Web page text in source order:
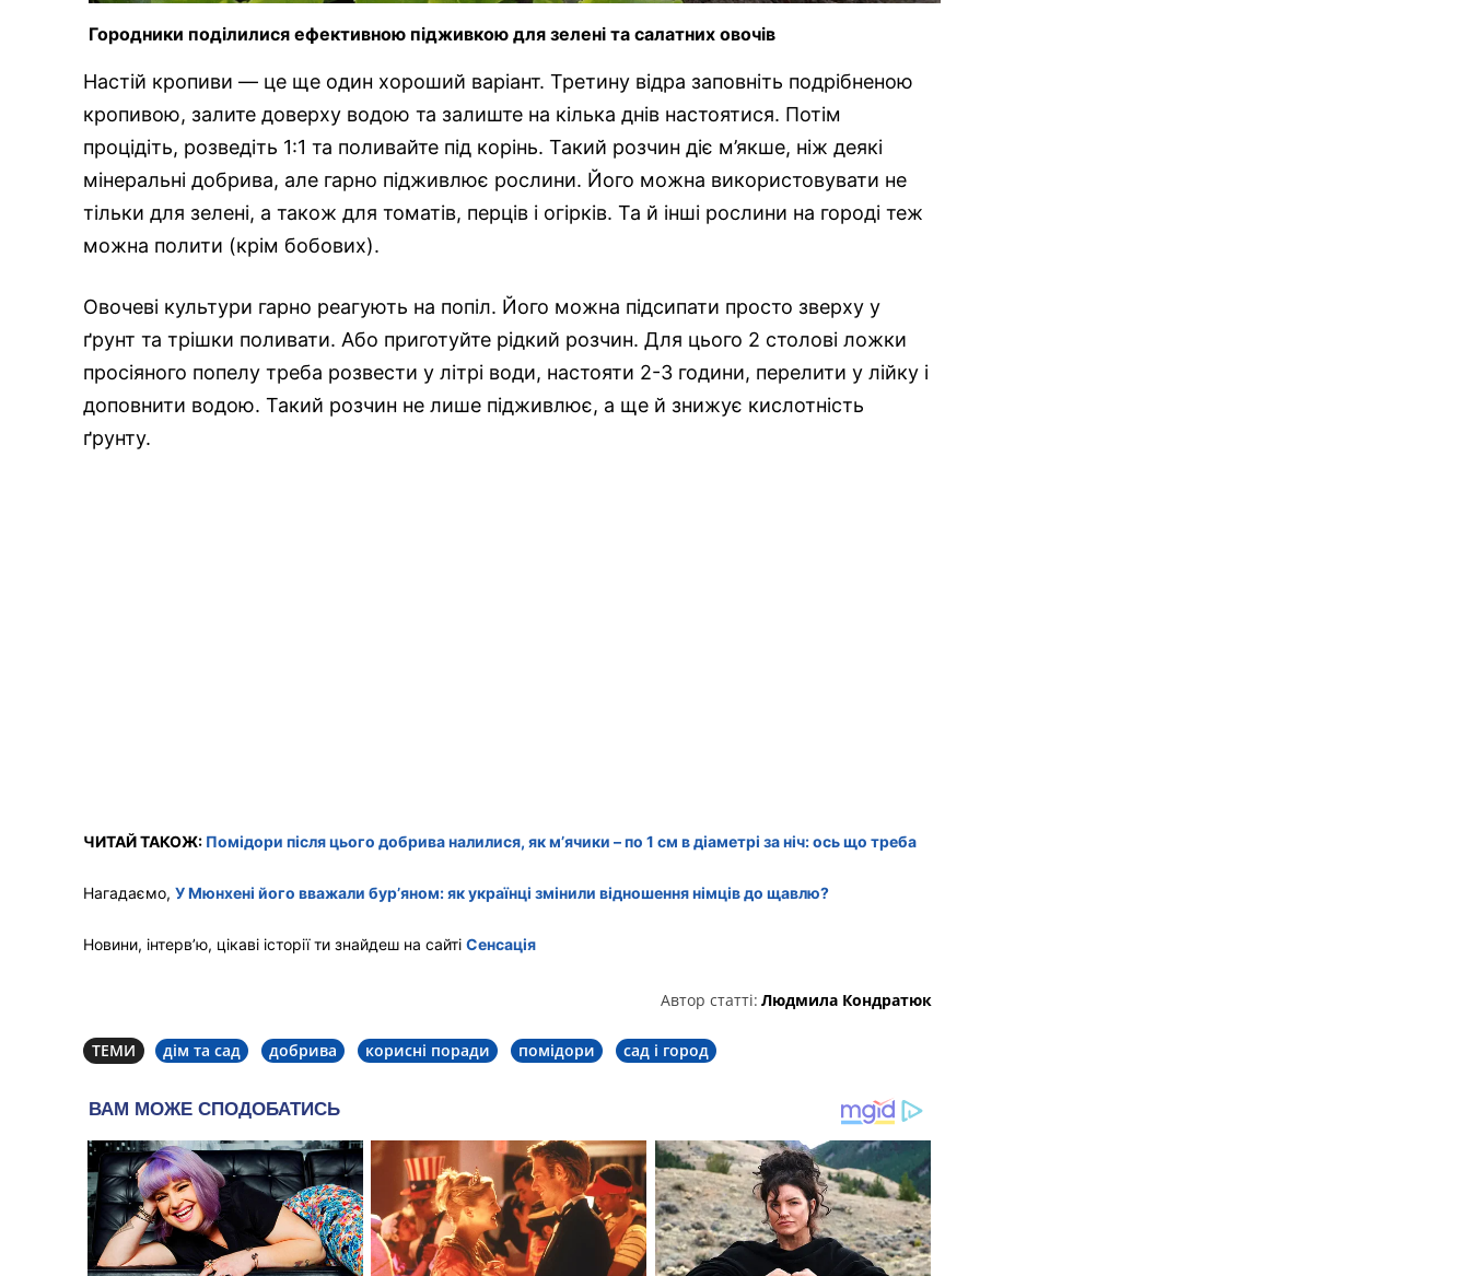
Городники поділилися ефективною підживкою для зелені та салатних овочів
Настій кропиви — це ще один хороший варіант. Третину відра заповніть подрібненою
кропивою, залите доверху водою та залиште на кілька днів настоятися. Потім
процідіть, розведіть 1:1 та поливайте під корінь. Такий розчин діє м’якше, ніж деякі
мінеральні добрива, але гарно підживлює рослини. Його можна використовувати не
тільки для зелені, а також для томатів, перців і огірків. Та й інші рослини на городі теж
можна полити (крім бобових).
Овочеві культури гарно реагують на попіл. Його можна підсипати просто зверху у
ґрунт та трішки поливати. Або приготуйте рідкий розчин. Для цього 2 столові ложки
просіяного попелу треба розвести у літрі води, настояти 2-3 години, перелити у лійку і
доповнити водою. Такий розчин не лише підживлює, а ще й знижує кислотність
ґрунту.
ЧИТАЙ ТАКОЖ: Помідори після цього добрива налилися, як м’ячики – по 1 см в діаметрі за ніч: ось що треба
Нагадаємо, У Мюнхені його вважали бур’яном: як українці змінили відношення німців до щавлю?
Новини, інтерв’ю, цікаві історії ти знайдеш на сайті Сенсація
Автор статті: Людмила Кондратюк
ТЕМИ дім та сад добрива корисні поради помідори сад і город